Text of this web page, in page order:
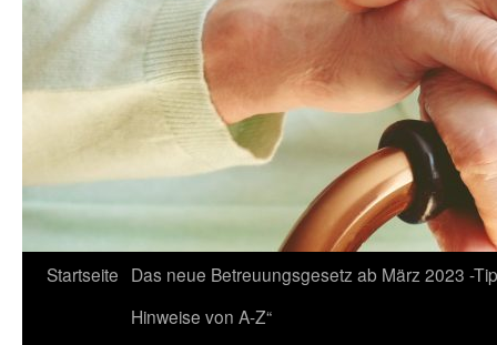
Zum
Startseite Das neue Betreuungsgesetz ab März 2023 -
Hinweise von A-Z“